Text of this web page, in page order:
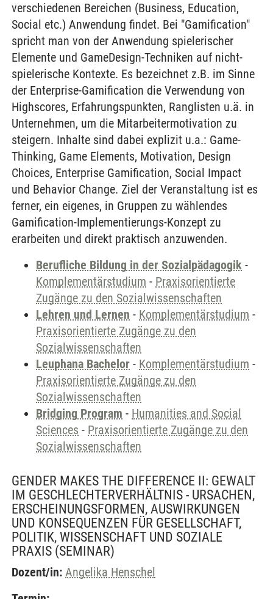
verschiedenen Bereichen (Business, Education,
Social etc.) Anwendung findet. Bei "Gamification"
spricht man von der Anwendung spielerischer
Elemente und GameDesign-Techniken auf nicht-
spielerische Kontexte. Es bezeichnet z.B. im Sinne
der Enterprise-Gamification die Verwendung von
Highscores, Erfahrungspunkten, Ranglisten u.ä. in
Unternehmen, um die Mitarbeitermotivation zu
steigern. Inhalte sind dabei explizit u.a.: Game-
Thinking, Game Elements, Motivation, Design
Choices, Enterprise Gamification, Social Impact
und Behavior Change. Ziel der Veranstaltung ist es
ferner, ein eigenes, in Gruppen zu wählendes
Gamification-Implementierungs-Konzept zu
erarbeiten und direkt praktisch anzuwenden.
Berufliche Bildung in der Sozialpädagogik -
Komplementärstudium - Praxisorientierte
Zugänge zu den Sozialwissenschaften
Lehren und Lernen - Komplementärstudium -
Praxisorientierte Zugänge zu den
Sozialwissenschaften
Leuphana Bachelor - Komplementärstudium -
Praxisorientierte Zugänge zu den
Sozialwissenschaften
Bridging Program - Humanities and Social
Sciences - Praxisorientierte Zugänge zu den
Sozialwissenschaften
GENDER MAKES THE DIFFERENCE II: GEWALT
IM GESCHLECHTERVERHÄLTNIS - URSACHEN,
ERSCHEINUNGSFORMEN, AUSWIRKUNGEN
UND KONSEQUENZEN FÜR GESELLSCHAFT,
POLITIK, WISSENSCHAFT UND SOZIALE
PRAXIS (SEMINAR)
Dozent/in: Angelika Henschel